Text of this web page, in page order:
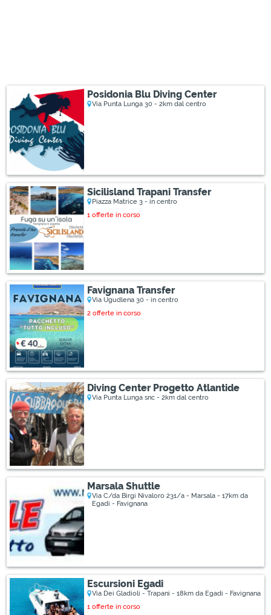
Posidonia Blu Diving Center
Via Punta Lunga 30 - 2km dal centro
Sicilisland Trapani Transfer
Piazza Matrice 3 - in centro
1 offerte in corso
Favignana Transfer
Via Ugudlena 30 - in centro
2 offerte in corso
Diving Center Progetto Atlantide
Via Punta Lunga snc - 2km dal centro
Marsala Shuttle
Via C/da Birgi Nivaloro 231/a - Marsala - 17km da
Egadi - Favignana
Escursioni Egadi
Via Dei Gladioli - Trapani - 18km da Egadi - Favignana
1 offerte in corso